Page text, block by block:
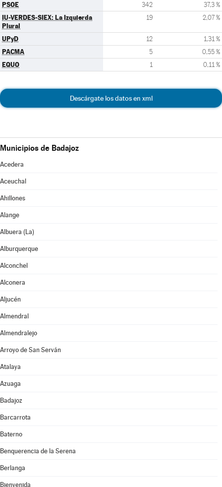
PSOE 342 37,3 %
IU-VERDES-SIEX: La Izquierda
Plural
19 2,07 %
UPyD 12 1,31 %
PACMA 5 0,55 %
EQUO 1 0,11 %
Descárgate los datos en xml
Municipios de Badajoz
Acedera
Aceuchal
Ahillones
Alange
Albuera (La)
Alburquerque
Alconchel
Alconera
Aljucén
Almendral
Almendralejo
Arroyo de San Serván
Atalaya
Azuaga
Badajoz
Barcarrota
Baterno
Benquerencia de la Serena
Berlanga
Bienvenida